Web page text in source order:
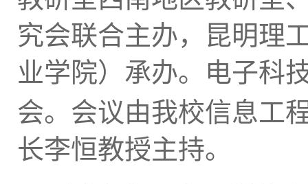
究会联合主办，
昆明理
业学院）承办。
电子科
会。会议由我校信息工
长李恒教授主持。